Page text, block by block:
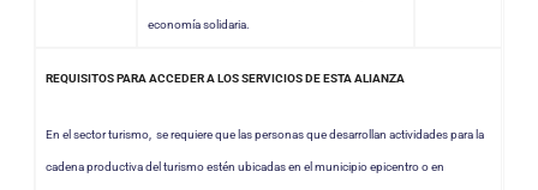
economía solidaria.
REQUISITOS PARA ACCEDER A LOS SERVICIOS DE ESTA ALIANZA
En el sector turismo, se requiere que las personas que desarrollan actividades para la
cadena productiva del turismo estén ubicadas en el municipio epicentro o en